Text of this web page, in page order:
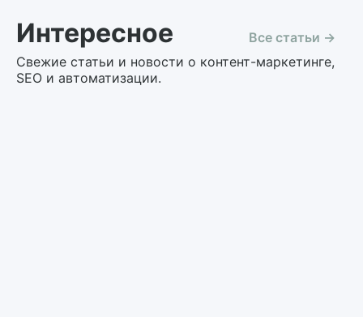
Интересное
Все статьи →
Свежие статьи и новости о контент-маркетинге,
SEO и автоматизации.